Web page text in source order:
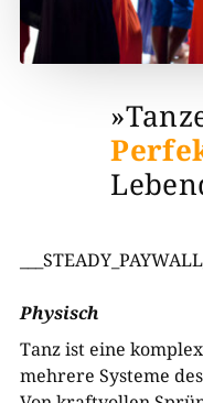
Physisch
Tanz ist eine
mehrere Systeme